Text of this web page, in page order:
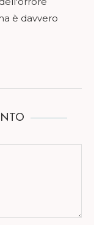
è davvero